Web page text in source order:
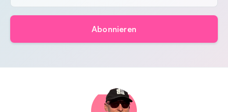
Abonnieren